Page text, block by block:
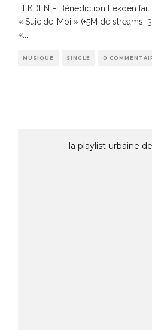
LEKDEN – Bénédiction Lekden
« Suicide-Moi » (+5M de streams,
«
MUSIQUE SINGLE 0
la playlist urbaine